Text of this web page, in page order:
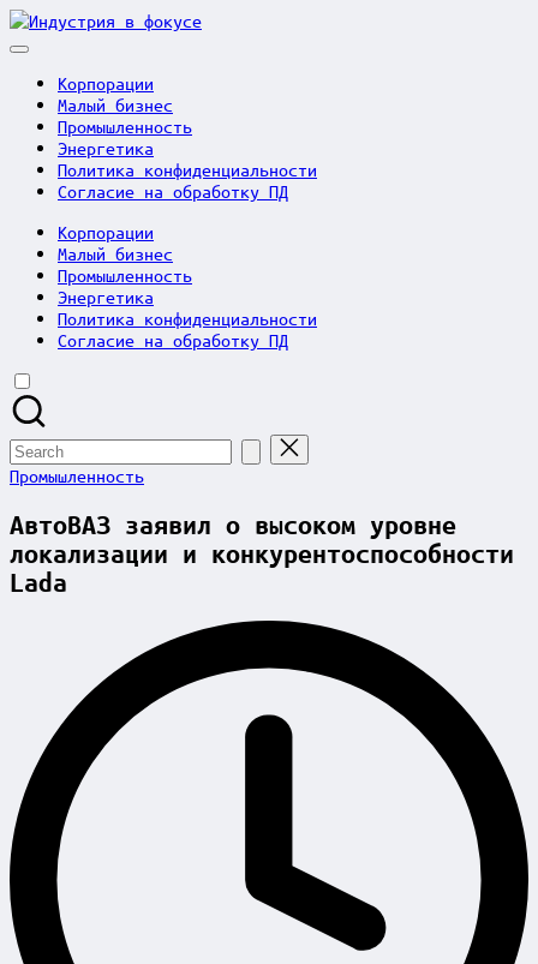
Skip
to
Индустрия
Корпорации
Малый бизнес
Промышленность
Энергетика
Политика конфиденциальности
Согласие на обработку ПД
Корпорации
Малый бизнес
Промышленность
Энергетика
Политика конфиденциальности
Согласие на обработку ПД
Search
for:
Posted
Промышленность
АвтоВАЗ заявил о высоком уровне
локализации и конкурентоспособности
Lada